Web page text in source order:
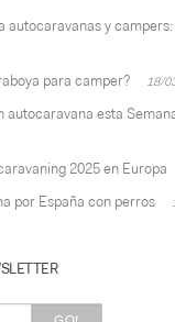
autocaravanas y
para camper? 18/
autocaravana esta
2025 en Europa
por España con perros